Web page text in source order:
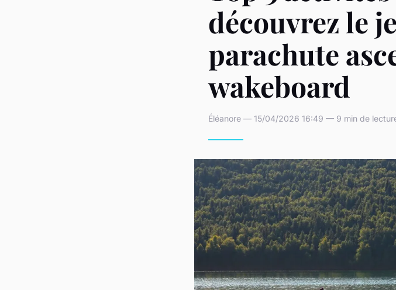
découvrez le
parachute
wakeboard
Éléanore — 15/04/2026 16:49 — 9 min de